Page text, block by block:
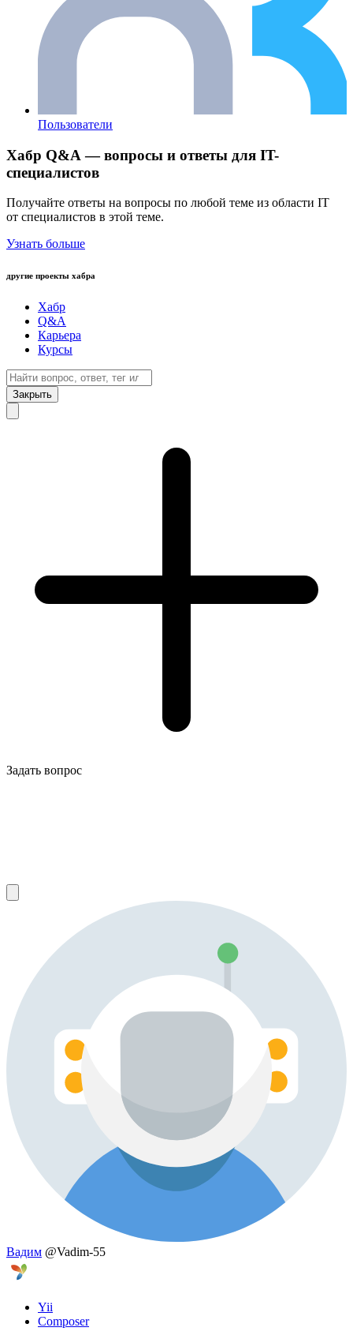
Пользователи
Хабр Q&A — вопросы и ответы для IT-
специалистов
Получайте ответы на вопросы по любой теме из области IT
от специалистов в этой теме.
Узнать больше
другие проекты хабра
Хабр
Q&A
Карьера
Курсы
Закрыть
Задать вопрос
Вадим @Vadim-55
Yii
Composer